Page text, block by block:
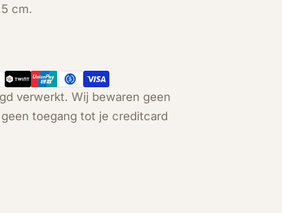
cm.
verwerkt. Wij bewaren geen
toegang tot je creditcard